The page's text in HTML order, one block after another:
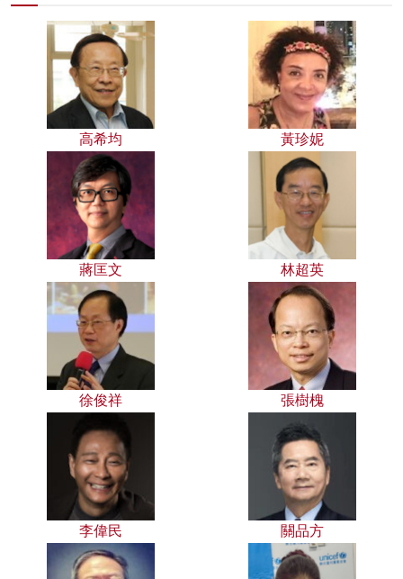
高希均 黃珍妮
蔣匡文 林超英
徐俊祥 張樹槐
李偉民 關品方